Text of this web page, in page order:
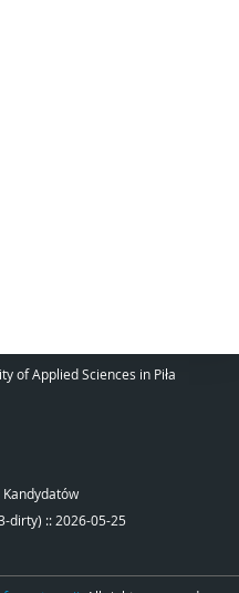
of Applied Sciences in Piła
dirty) :: 2026-05-25